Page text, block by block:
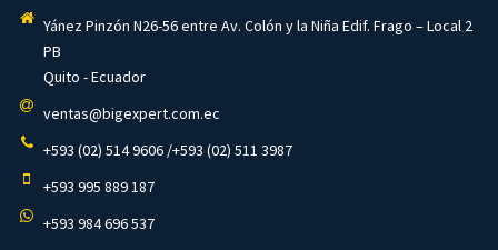
Yánez Pinzón N26-56 entre Av. Colón y la Niña Edif. Frago – Local 2
PB
Quito - Ecuador
ventas@bigexpert.com.ec
+593 (02) 514 9606 /+593 (02) 511 3987
+593 995 889 187
+593 984 696 537